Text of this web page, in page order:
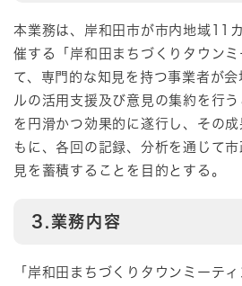
本業務は、岸和田市が市内地域11
催する「岸和田まちづくりタウン
て、専門的な知見を持つ事業者が
ルの活用支援及び意見の集約を行
を円滑かつ効果的に遂行し、その
もに、各回の記録、分析を通じて
見を蓄積することを目的とする。
3.業務内容
「岸和田まちづくりタウンミーテ